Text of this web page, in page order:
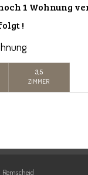
1 Wohnung
!
3,5
ZIMMER
Remscheid